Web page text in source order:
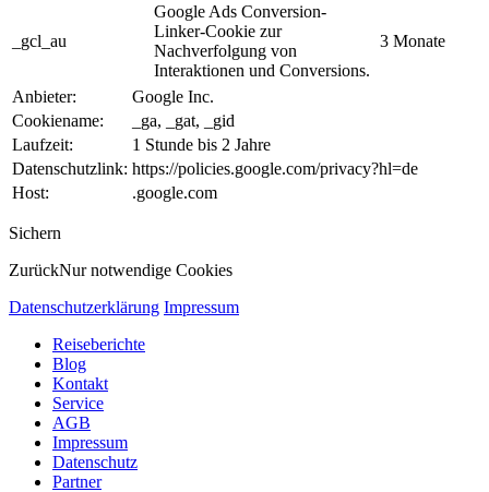
_gcl_au
Google Ads Conversion-
Linker-Cookie zur
Nachverfolgung von
Interaktionen und Conversions.
3 Monate
Anbieter:
Google Inc.
Cookiename:
_ga, _gat, _gid
Laufzeit:
1 Stunde bis 2 Jahre
Datenschutzlink: https://policies.google.com/privacy?hl=de
Host:
.google.com
Sichern
ZurückNur notwendige Cookies
Datenschutzerklärung Impressum
Reiseberichte
Blog
Kontakt
Service
AGB
Impressum
Datenschutz
Partner